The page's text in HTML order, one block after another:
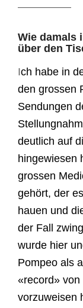
—————
Wie damals
über den
Ich habe in
den grossen
Sendungen
deutlich auf
hingewiesen
grossen
gehört, der
hauen und
der Fall
wurde hier
Pompeo als
«record»
vorzuweisen